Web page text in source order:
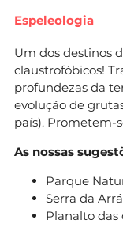
Espeleologia
Um dos destinos
claustrofóbicos!
profundezas da
evolução de
país). Prometem-
As nossas
Parque
Serra da
Planalto das